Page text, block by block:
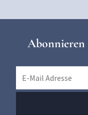
Abonnieren